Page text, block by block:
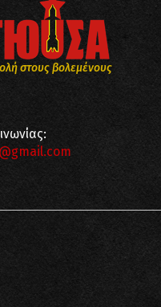
στους βολεμένους